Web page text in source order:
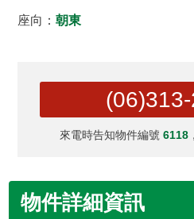
座向： 朝東
來電時告知物件編號 6118
物件詳細資訊